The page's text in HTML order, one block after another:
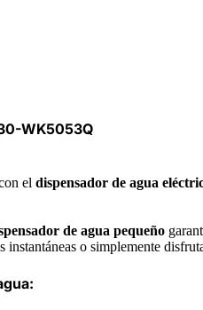
WK5053Q
el dispensador de agua
de agua pequeño
instantáneas o simplemente